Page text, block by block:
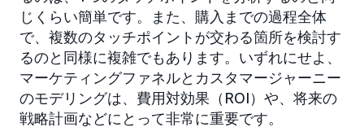
じくらい簡単です。また、購入までの過程全体
で、複数のタッチポイントが交わる箇所を検討す
るのと同様に複雑でもあります。いずれにせよ、
マーケティングファネルとカスタマージャーニー
のモデリングは、費用対効果（ROI）や、将来の
戦略計画などにとって非常に重要です。